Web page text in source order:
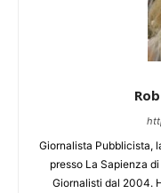
Giornalista Pubblicista,
presso La Sapienza
Giornalisti dal 2004.